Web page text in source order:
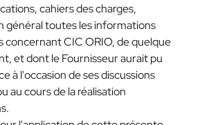
cahiers des charges,
général toutes les informations
CIC ORIO, de quelque
et dont le Fournisseur aurait pu
à l'occasion de ses discussions
au cours de la réalisation